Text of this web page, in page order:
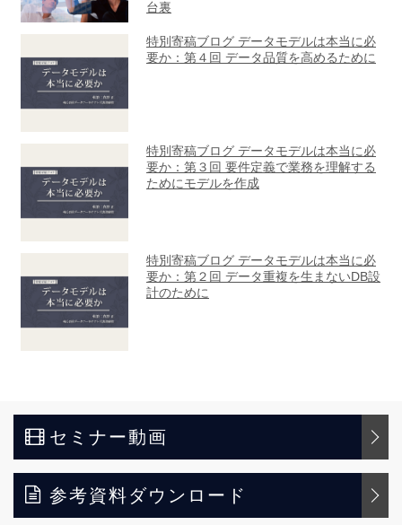
セミナー動画
参考資料ダウンロード